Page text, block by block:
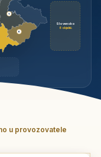
Slovensko
6 objektů
1
6
u provozovatele